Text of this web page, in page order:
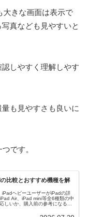
大きな画面は表示で
真なども見やすいと
しやすく理解しやす
も見やすさも良いに
です。
比較とおすすめ機種を解
iPadヘビーユーザーがiPadの詳
Air、iPad mini等全6種類の中
しいか、購入前の参考になる様